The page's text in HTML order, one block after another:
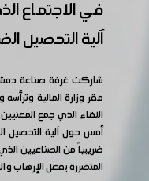
في الاجتماع
آلية التحصيل
شاركت غرفة صناعة
مقر وزارة المالية
اللقاء الذي جمع
أمس حول آلية التحصيل
ضريبياً من الصناعيين
المتضررة بفعل الإرهاب